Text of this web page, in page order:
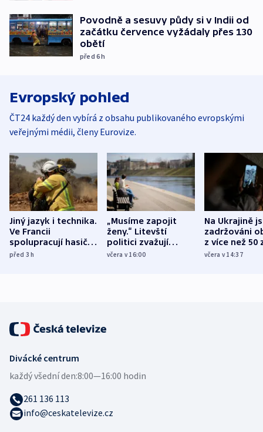
Povodně a sesuvy půdy si v Indii od
začátku července vyžádaly přes 130
obětí
před 6h
Evropský pohled
ČT24 každý den vybírá z obsahu publikovaného evropskými
veřejnými médii, členy Eurovize.
Jiný jazyk i technika.
Ve Francii
spolupracují hasiči z
různých zemí
před 3h
„Musíme zapojit
ženy.“ Litevští
politici zvažují
dohodu o
včera v 16:00
Na Ukrajině
zadržováni
z více než 50
Bojovali na
včera v 14:37
Divácké centrum
každý všední den:8:00—16:00 hodin
261 136 113
info@ceskatelevize.cz